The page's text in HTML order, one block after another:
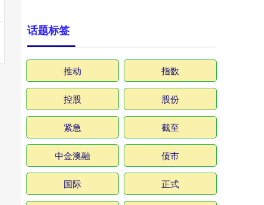
话题标签
推动 指数
控股 股份
紧急 截至
中金澳融 债市
国际 正式